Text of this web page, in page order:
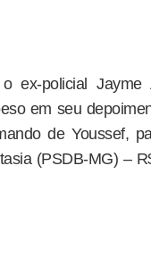
ex-policial
em seu
de Youssef,
(PSDB-MG) –